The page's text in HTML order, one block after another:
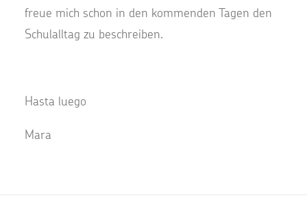
freue mich schon in den kommenden Tagen den
Schulalltag zu beschreiben.
Hasta luego
Mara